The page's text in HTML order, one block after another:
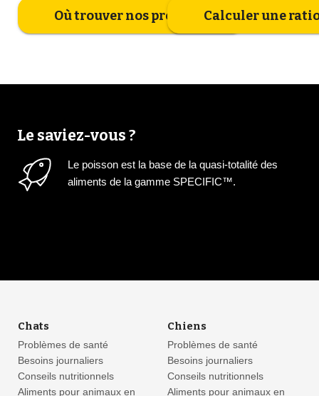
Où trouver nos produitsCalculer une
Le saviez-vous ?
Le poisson est la base de la quasi-totalité des
aliments de la gamme SPECIFIC™.
Chats
Problèmes de santé
Besoins journaliers
Conseils nutritionnels
Aliments pour animaux en
Chiens
Problèmes de santé
Besoins journaliers
Conseils nutritionnels
Aliments pour animaux en